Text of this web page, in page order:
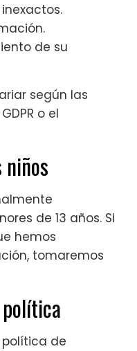
de su
según las
o el
de 13 años. Si
hemos
tomaremos
de